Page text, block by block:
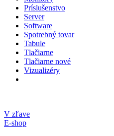
Príslušenstvo
Server
Software
Spotrebný tovar
Tabule
Tlačiarne
Tlačiarne nové
Vizualizéry
V zľave
E-shop